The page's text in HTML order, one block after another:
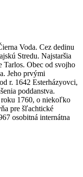
Voda. Cez dedinu
Stredu. Najstaršia
Tarlos. Obec od svojho
Jeho prvými
r. 1642 Esterházyovci,
poddanstva.
1760, o niekoľko
pre šľachtické
osobitná internátna